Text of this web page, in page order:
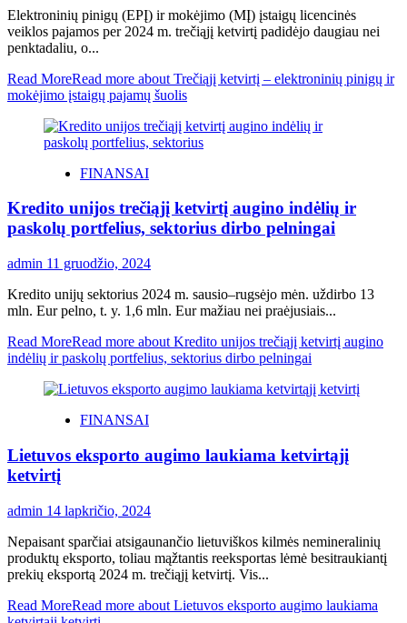
Elektroninių pinigų (EPĮ) ir mokėjimo (MĮ) įstaigų licencinės
veiklos pajamos per 2024 m. trečiąjį ketvirtį padidėjo daugiau nei
penktadaliu, o...
Read MoreRead more about Trečiąjį ketvirtį – elektroninių pinigų ir
mokėjimo įstaigų pajamų šuolis
FINANSAI
Kredito unijos trečiąjį ketvirtį augino indėlių ir
paskolų portfelius, sektorius dirbo pelningai
admin 11 gruodžio, 2024
Kredito unijų sektorius 2024 m. sausio–rugsėjo mėn. uždirbo 13
mln. Eur pelno, t. y. 1,6 mln. Eur mažiau nei praėjusiais...
Read MoreRead more about Kredito unijos trečiąjį ketvirtį augino
indėlių ir paskolų portfelius, sektorius dirbo pelningai
FINANSAI
Lietuvos eksporto augimo laukiama ketvirtąjį
ketvirtį
admin 14 lapkričio, 2024
Nepaisant sparčiai atsigaunančio lietuviškos kilmės nemineralinių
produktų eksporto, toliau mąžtantis reeksportas lėmė besitraukiantį
prekių eksportą 2024 m. trečiąjį ketvirtį. Vis...
Read MoreRead more about Lietuvos eksporto augimo laukiama